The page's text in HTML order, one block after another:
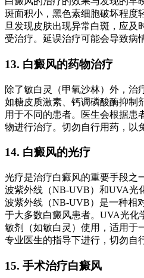
斑面积小，黑色素细胞破坏程度
旦发现皮肤出现异常白斑，应及
受治疗。延误治疗可能会导致病
13. 白癜风的药物治疗
除了敏白灵（甲氧沙林）外，治
如糖皮质激素、钙调磷酸酶抑制
用于不同的患者。医生会根据患
物进行治疗。切勿自行用药，以
14. 白癜风的光疗
光疗是治疗白癜风的重要手段之
波紫外线（NB-UVB）和UVA光
波紫外线（NB-UVB）是一种相
于大多数白癜风患者。UVA光化
敏剂（如敏白灵）使用，适用于
专业医生的指导下进行，切勿自
15. 手术治疗白癜风